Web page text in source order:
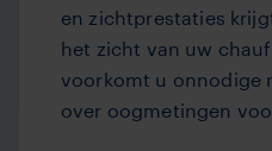
en zichtprestaties
het zicht van uw
voorkomt u onnodige
over oogmetingen